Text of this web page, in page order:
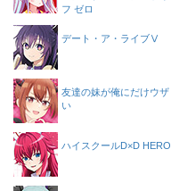
フ ゼロ
デート・ア・ライブⅤ
友達の妹が俺にだけウザ
い
ハイスクールD×D HERO